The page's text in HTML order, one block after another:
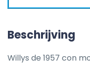
Beschrijving
Willys de 1957 con